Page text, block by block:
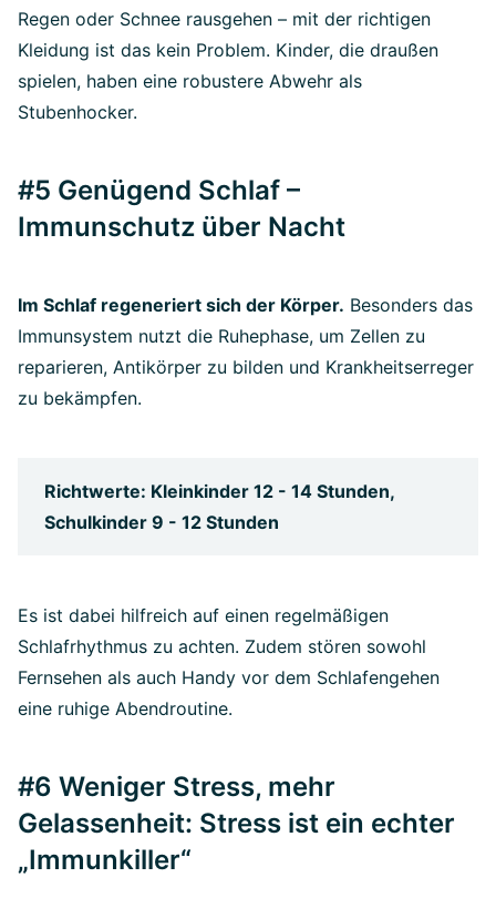
Regen oder Schnee rausgehen – mit der richtigen
Kleidung ist das kein Problem. Kinder, die draußen
spielen, haben eine robustere Abwehr als
Stubenhocker.
#5 Genügend Schlaf –
Immunschutz über Nacht
Im Schlaf regeneriert sich der Körper. Besonders das
Immunsystem nutzt die Ruhephase, um Zellen zu
reparieren, Antikörper zu bilden und Krankheitserreger
zu bekämpfen.
Richtwerte: Kleinkinder 12 - 14 Stunden,
Schulkinder 9 - 12 Stunden
Es ist dabei hilfreich auf einen regelmäßigen
Schlafrhythmus zu achten. Zudem stören sowohl
Fernsehen als auch Handy vor dem Schlafengehen
eine ruhige Abendroutine.
#6 Weniger Stress, mehr
Gelassenheit: Stress ist ein echter
„Immunkiller“